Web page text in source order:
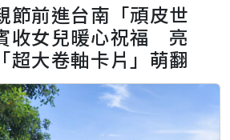
節前進台南「頑皮世
收女兒暖心祝福 亮
超大卷軸卡片」萌翻